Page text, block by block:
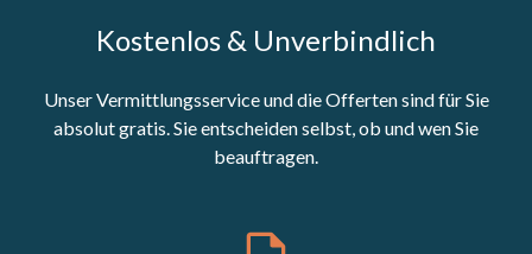
Kostenlos & Unverbindlich
Unser Vermittlungsservice und die Offerten sind für Sie
absolut gratis. Sie entscheiden selbst, ob und wen Sie
beauftragen.